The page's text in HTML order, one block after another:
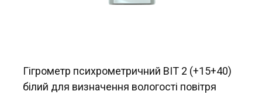
Гігрометр психрометричний ВІТ 2 (+15+40)
білий для визначення вологості повітря